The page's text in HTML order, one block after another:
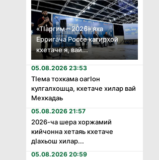
«Тӏаргим – 2026» яха
Ерригача Россе кагирхой
кхетаче я, вай...
05.08.2026 23:53
Тӏема тохкама оагӏон
кулгалхошца, кхетаче хилар вай
Мехкадаь
05.08.2026 21:57
2026-ча шера хоржамий
кийчонна хетаяь кхетаче
дӏахьош хилар...
05.08.2026 20:59